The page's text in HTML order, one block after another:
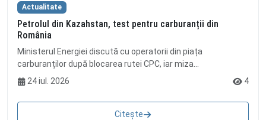
Actualitate
Petrolul din Kazahstan, test pentru carburanții din
România
Ministerul Energiei discută cu operatorii din piața
carburanților după blocarea rutei CPC, iar miza...
24 iul. 2026
4
Citește